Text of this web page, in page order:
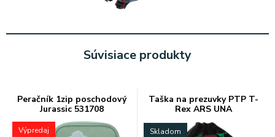
Súvisiace produkty
Peračník 1zip poschodový
Jurassic 531708
Výpredaj
Taška na prezuvky PTP T-
Rex ARS UNA
Skladom